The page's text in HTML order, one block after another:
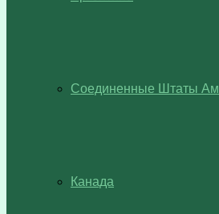
Соединенные Штаты
Канада